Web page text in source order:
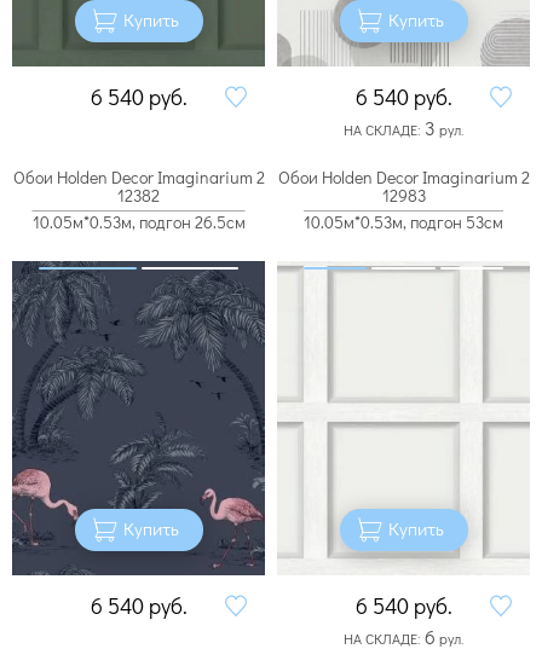
Купить
6 540 руб.
Купить
6 540 руб.
НА СКЛАДЕ: 3 рул.
Обои Holden Decor Imaginarium 2
12382
10.05м*0.53м, подгон 26.5см
Купить
6 540 руб.
Обои Holden Decor Imaginarium 2
12983
10.05м*0.53м, подгон 53см
Купить
6 540 руб.
НА СКЛАДЕ: 6 рул.